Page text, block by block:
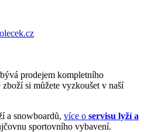
prodejem kompletního
si můžete vyzkoušet v naší
a snowboardů, více o servisu lyží a
sportovního vybavení.